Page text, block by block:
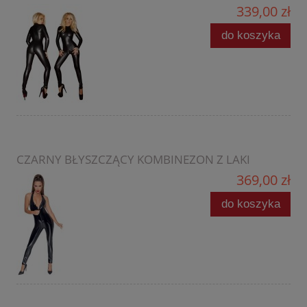
339,00 zł
do koszyka
CZARNY BŁYSZCZĄCY KOMBINEZON Z LAKI
369,00 zł
do koszyka